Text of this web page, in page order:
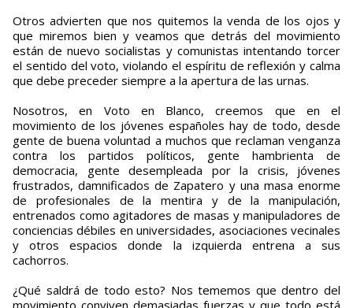
Otros advierten que nos quitemos la venda de los ojos y
que miremos bien y veamos que detrás del movimiento
están de nuevo socialistas y comunistas intentando torcer
el sentido del voto, violando el espíritu de reflexión y calma
que debe preceder siempre a la apertura de las urnas.
Nosotros, en Voto en Blanco, creemos que en el
movimiento de los jóvenes españoles hay de todo, desde
gente de buena voluntad a muchos que reclaman venganza
contra los partidos políticos, gente hambrienta de
democracia, gente desempleada por la crisis, jóvenes
frustrados, damnificados de Zapatero y una masa enorme
de profesionales de la mentira y de la manipulación,
entrenados como agitadores de masas y manipuladores de
conciencias débiles en universidades, asociaciones vecinales
y otros espacios donde la izquierda entrena a sus
cachorros.
¿Qué saldrá de todo esto? Nos tememos que dentro del